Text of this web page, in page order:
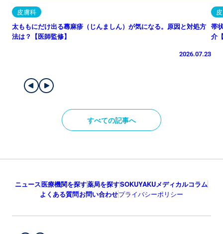
皮膚科
太ももにだけ出る蕁麻疹（じんましん）が気になる。原因と対処方
法は？【医師監修】
2026.07.23
帯
介
すべての記事へ
ニュース医療機関を探す薬局を探すSOKUYAKUメディカルコラム
よくある質問お問い合わせプライバシーポリシー